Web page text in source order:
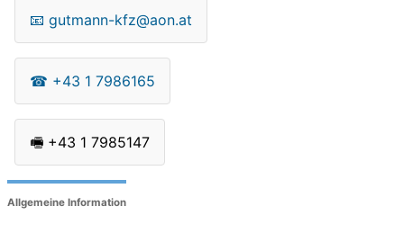
📧 gutmann-kfz@aon.at
☎ +43 1 7986165
🖷 +43 1 7985147
Allgemeine Information